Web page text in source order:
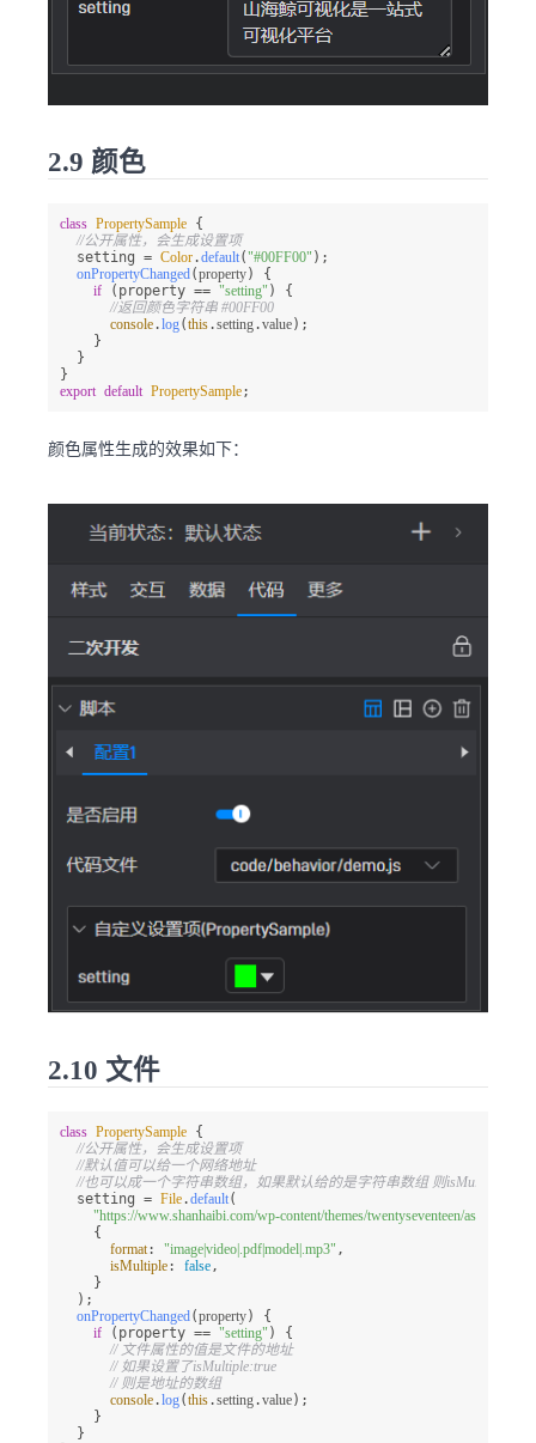
2.9 颜色
class PropertySample {
//公开属性，会生成设置项
  setting =
Color.default("#00FF00" );
onPropertyChanged(property) {
if (property == "setting" ) {
//返回颜色字符串 #00FF00
console.log(this.setting.value);
    }
  }
export default PropertySample;
颜色属性生成的效果如下：
2.10 文件
class PropertySample {
//公开属性，会生成设置项
//默认值可以给一个网络地址
//也可以成一个字符串数组，如果默认给的是字符串数组 则isMultiple会被
  setting =
File.default(
"https://www.shanhaibi.com/wp-content/themes/twentyseventeen/assets/
    {
format: "image|video|.pdf|model|.mp3" ,
isMultiple: false ,
    }
  );
onPropertyChanged(property) {
if (property == "setting" ) {
// 文件属性的值是文件的地址
// 如果设置了isMultiple:true
// 则是地址的数组
console.log(this.setting.value);
    }
  }